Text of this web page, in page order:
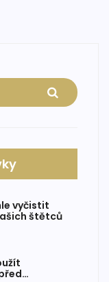
vyčistit
štětců